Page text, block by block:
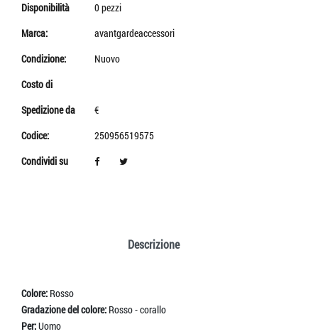
Disponibilità
0 pezzi
Marca:
avantgardeaccessori
Condizione:
Nuovo
Costo di
Spedizione da
€
Codice:
250956519575
Condividi su
Descrizione
Colore: Rosso
Gradazione del colore: Rosso - corallo
Per:Uomo